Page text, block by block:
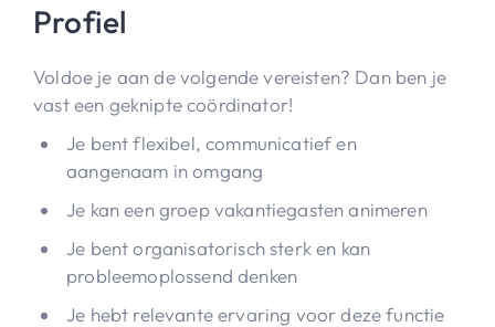
Profiel
Voldoe je aan de volgende vereisten? Dan ben je
vast een geknipte coördinator!
Je bent flexibel, communicatief en
aangenaam in omgang
Je kan een groep vakantiegasten animeren
Je bent organisatorisch sterk en kan
probleemoplossend denken
Je hebt relevante ervaring voor deze functie